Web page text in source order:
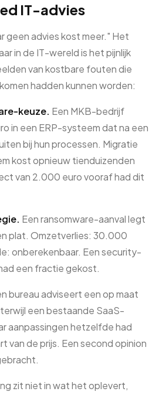
IT-advies
geen advies kost meer." Het
in de IT-wereld is het pijnlijk
van kostbare fouten die
hadden kunnen worden:
keuze. Een MKB-bedrijf
in een ERP-systeem dat na een
bij hun processen. Migratie
kost opnieuw tienduizenden
van 2.000 euro vooraf had dit
Een ransomware-aanval legt
plat. Omzetverlies: 30.000
onberekenbaar. Een security-
een fractie gekost.
bureau adviseert een op maat
een bestaande SaaS-
aanpassingen hetzelfde had
van de prijs. Een second opinion
zit niet in wat het oplevert,